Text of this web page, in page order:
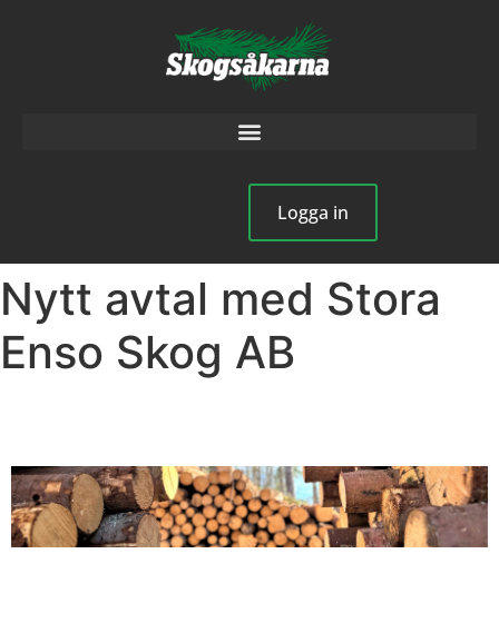
Logga in
Nytt avtal med Stora
Enso Skog AB